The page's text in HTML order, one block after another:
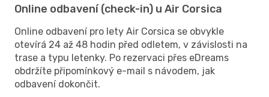
Online odbavení (check-in) u Air Corsica
Online odbavení pro lety Air Corsica se obvykle
otevírá 24 až 48 hodin před odletem, v závislosti na
trase a typu letenky. Po rezervaci přes eDreams
obdržíte připomínkový e-mail s návodem, jak
odbavení dokončit.